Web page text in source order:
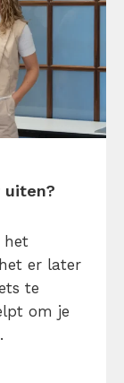
uiten?
het
er later
te
om je